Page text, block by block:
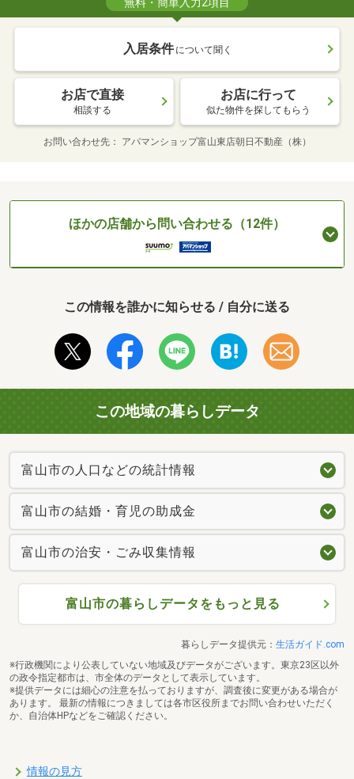
入居条件 について聞く
お店で直接
相談する
お店に行って
似た物件を探してもらう
お問い合わせ先 アパマンショップ富山東店朝日不動産（株）
ほかの店舗から問い合わせる（12件）
この情報を誰かに知らせる / 自分に送る
この地域の暮らしデータ
富山市の人口などの統計情報
富山市の結婚・育児の助成金
富山市の治安・ごみ収集情報
富山市の暮らしデータをもっと見る
暮らしデータ提供元： 生活ガイド.com
※行政機関により公表していない地域及びデータがございます。東京23区以外
の政令指定都市は、市全体のデータとして表示しています。
※提供データには細心の注意を払っておりますが、調査後に変更がある場合が
あります。 最新の情報につきましては各市区役所までお問い合わせいただく
か、自治体HPなどをご確認ください。
情報の見方